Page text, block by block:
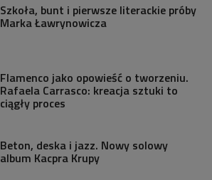
Szkoła, bunt i pierwsze literackie próby
Marka Ławrynowicza
Flamenco jako opowieść o tworzeniu.
Rafaela Carrasco: kreacja sztuki to
ciągły proces
Beton, deska i jazz. Nowy solowy
album Kacpra Krupy